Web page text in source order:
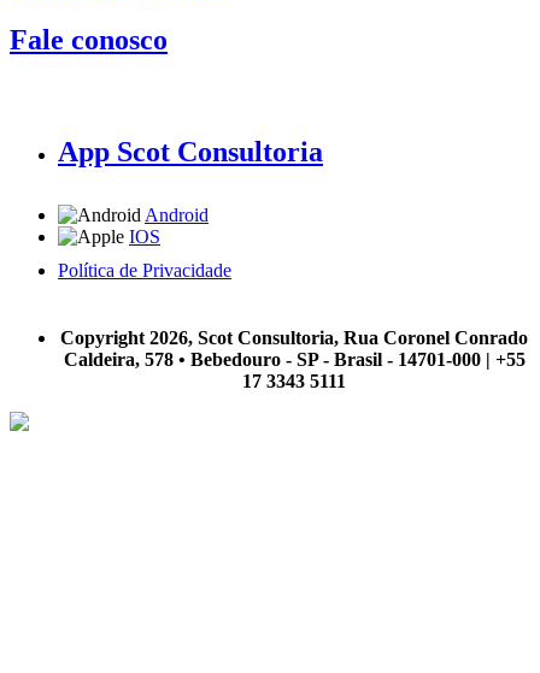
Fale conosco
App Scot Consultoria
Android
IOS
Política de Privacidade
Copyright 2026, Scot Consultoria, Rua Coronel Conrado
Caldeira, 578 • Bebedouro - SP - Brasil - 14701-000 | +55
17 3343 5111